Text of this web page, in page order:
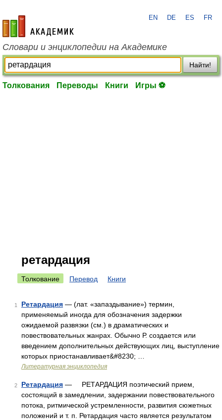
academic.ru
EN DE ES FR
Словари и энциклопедии на Академике
Найти!
Толкования Переводы Книги Игры ⚽
ретардация
Толкование Перевод Книги
1 Ретардация — (лат. «запаздывание») термин,
применяемый иногда для обозначения задержки
ожидаемой развязки (см.) в драматических и
повествовательных жанрах. Обычно Р. создается или
введением дополнительных действующих лиц, выступление
которых приостанавливает&#8230; …
Литературная энциклопедия
2 Ретардация — РЕТАРДАЦИЯ поэтический прием,
состоящий в замедлении, задержании повествовательного
потока, ритмической устремленности, развития сюжетных
положений и т. п. Ретардация часто является результатом